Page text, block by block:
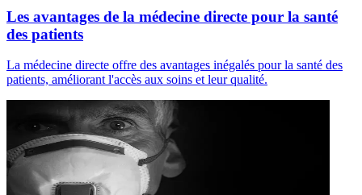
Les avantages de la médecine directe pour la santé
des patients
La médecine directe offre des avantages inégalés pour la santé des
patients, améliorant l'accès aux soins et leur qualité.